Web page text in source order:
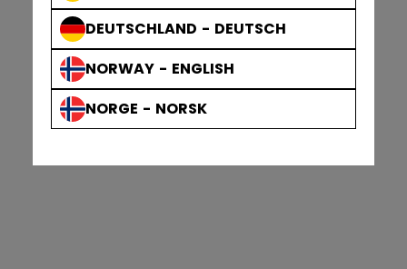
DEUTSCHLAND - DEUTSCH
NORWAY - ENGLISH
NORGE - NORSK